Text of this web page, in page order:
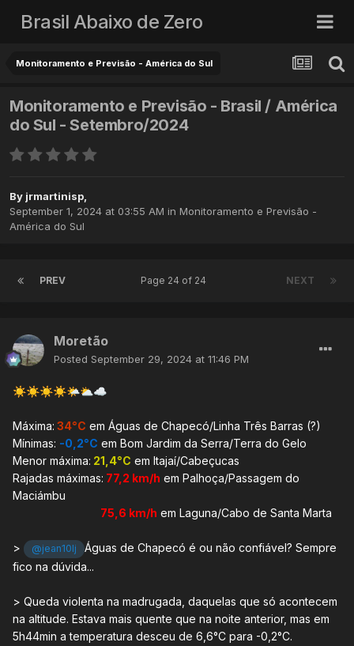
Brasil Abaixo de Zero
Monitoramento e Previsão - América do Sul
Monitoramento e Previsão - Brasil / América
do Sul - Setembro/2024
By jrmartinisp,
September 1, 2024 at 03:55 AM in Monitoramento e Previsão -
América do Sul
PREV NEXT
Page 24 of 24
Moretão
Posted September 29, 2024 at 11:46 PM
☀️☀️☀️☀️🌤️⛅☁️
Máxima: 34°C em Águas de Chapecó/Linha Três Barras (?)
Mínimas: -0,2°C em Bom Jardim da Serra/Terra do Gelo
Menor máxima: 21,4°C em Itajaí/Cabeçucas
Rajadas máximas: 77,2 km/h em Palhoça/Passagem do
Maciámbu
75,6 km/h em Laguna/Cabo de Santa Marta
> @jean10lj
Águas de Chapecó é ou não confiável? Sempre
fico na dúvida...
> Queda violenta na madrugada, daquelas que só acontecem
na altitude. Estava mais quente que na noite anterior, mas em
5h44min a temperatura desceu de 6,6°C para -0,2°C.